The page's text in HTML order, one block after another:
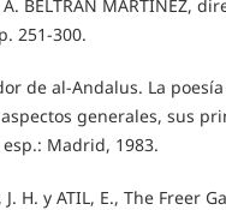
BELTRÁN MARTÍNEZ,
251-300.
de al-Andalus. La
generales, sus
Madrid, 1983.
J. H. y ATIL, E., The Freer